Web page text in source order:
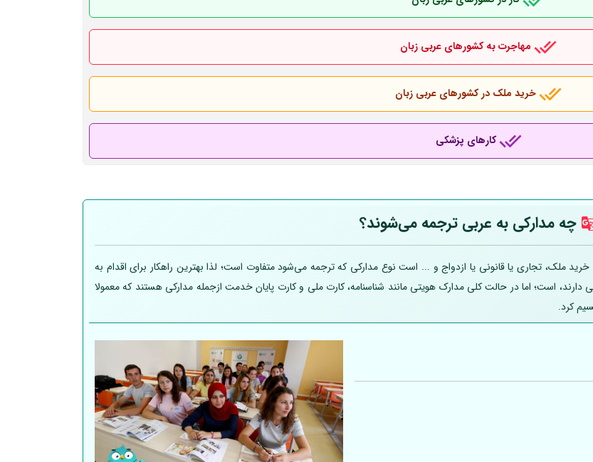
مهاجرت به کشورهای عربی زبان
خرید ملک در کشورهای عربی زبان
کارهای پزشکی
چه مدارکی به عربی ترجمه می‌شوند؟
ملک، تجاری یا قانونی یا ازدواج و ... است نوع مدارکی که ترجمه می‌شود متفاوت است؛ لذا بهترین راهکار برای اقدام به
دارند، است؛ اما در حالت کلی مدارک هویتی مانند شناسنامه، کارت ملی و کارت پایان خدمت ازجمله مدارکی هستند که معمولا
کرد.